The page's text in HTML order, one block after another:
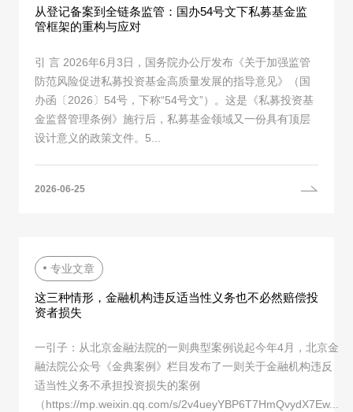
从登记备案到全链条监管：国办54号文下私募基金监
管框架的重构与应对
引 言 2026年6月3日，国务院办公厅发布《关于加强监管
防范风险促进私募投资基金高质量发展的指导意见》（国
办函〔2026〕54号，下称“54号文”）。这是《私募投资基
金监督管理条例》施行后，私募基金领域又一份具有顶层
设计意义的政策文件。5...
2026-06-25
专业文章
这三种情形，金融机构违反适当性义务也不必然赔偿投
资者损失
一引子：从北京金融法院的一则典型案例说起今年4月，北京金
融法院公众号《金典案例》栏目发布了一则关于金融机构违反
适当性义务不承担投资损失的案例
（https://mp.weixin.qq.com/s/2v4ueyYBP6T7HmQvydX7Ew...